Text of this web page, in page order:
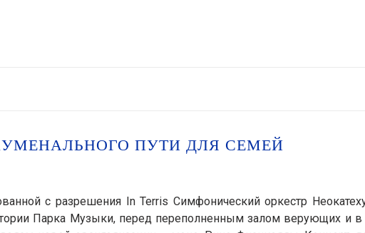
ПУТИ ДЛЯ СЕМЕЙ
с разрешения In Terris Симфонический оркестр
Парка Музыки, перед переполненным залом верующих и в